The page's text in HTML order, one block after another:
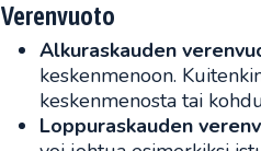
Verenvuoto
Alkuraskauden
keskenmenoon.
keskenmenosta tai
Loppuraskauden